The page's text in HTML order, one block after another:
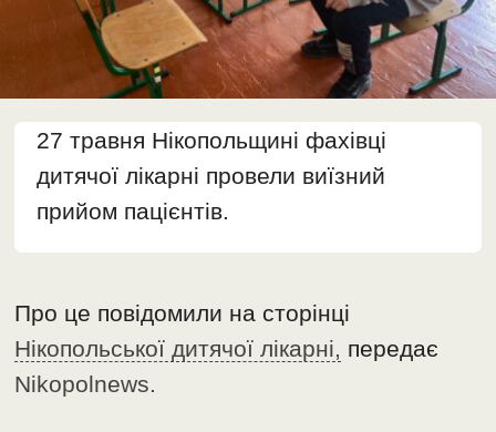
27 травня Нікопольщині фахівці
дитячої лікарні провели виїзний
прийом пацієнтів.
Про це повідомили на сторінці
Нікопольської дитячої лікарні, передає
Nikopolnews.